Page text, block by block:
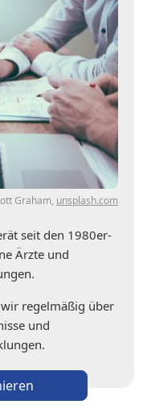
Graham, unsplash.com
seit den 1980er-
Ärzte und
regelmäßig über
und